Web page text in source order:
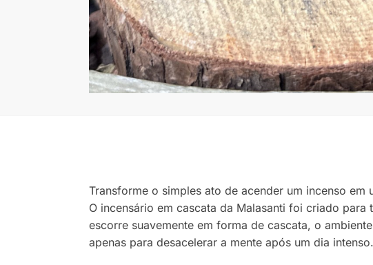
Transforme o simples ato de acender um incenso
O incensário em cascata da Malasanti foi criado
escorre suavemente em forma de cascata, o
apenas para desacelerar a mente após um dia intenso.